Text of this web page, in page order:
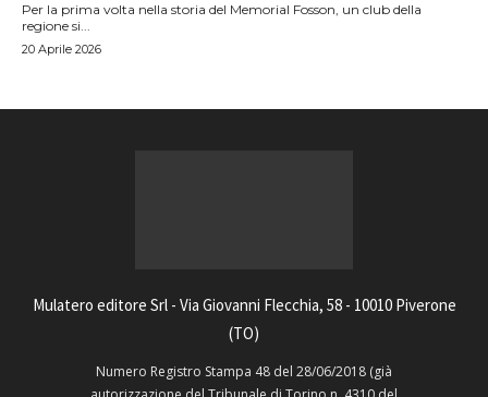
Per la prima volta nella storia del Memorial Fosson, un club della
regione si...
20 Aprile 2026
Mulatero editore Srl - Via Giovanni Flecchia, 58 - 10010 Piverone
(TO)
Numero Registro Stampa 48 del 28/06/2018 (già